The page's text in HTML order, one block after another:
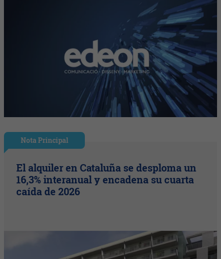
Nota Principal
El alquiler en Cataluña se desploma un
16,3% interanual y encadena su cuarta
caída de 2026